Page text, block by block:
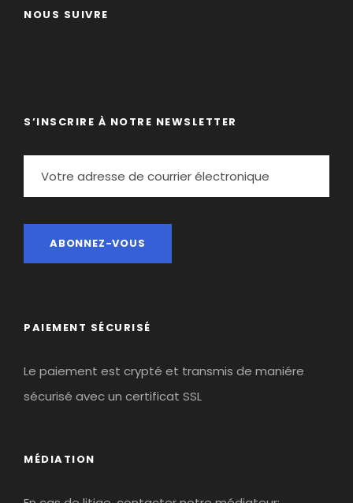
NOUS SUIVRE
S’INSCRIRE À NOTRE NEWSLETTER
PAIEMENT SÉCURISÉ
Le paiement est crypté et transmis de maniére
sécurisé avec un certificat SSL
MÉDIATION